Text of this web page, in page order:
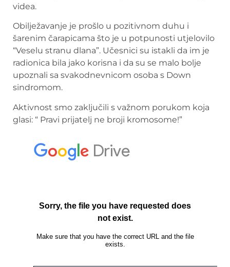
videa.
Obilježavanje je prošlo u pozitivnom duhu i
šarenim čarapicama što je u potpunosti utjelovilo
“Veselu stranu dlana”. Učesnici su istakli da im je
radionica bila jako korisna i da su se malo bolje
upoznali sa svakodnevnicom osoba s Down
sindromom.
Aktivnost smo zaključili s važnom porukom koja
glasi: “ Pravi prijatelj ne broji kromosome!”